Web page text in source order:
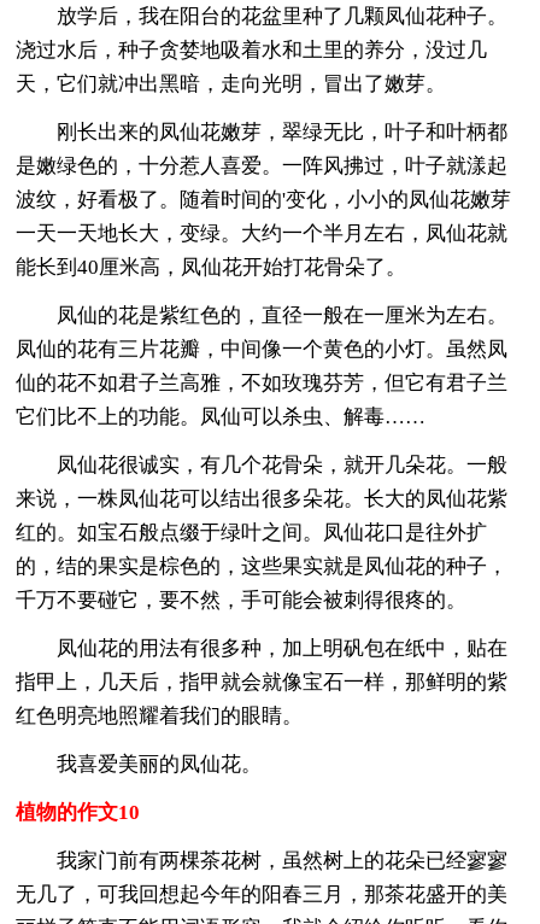
放学后，我在阳台的花盆里种了几颗凤仙花种子。
浇过水后，种子贪婪地吸着水和土里的养分，没过几
天，它们就冲出黑暗，走向光明，冒出了嫩芽。
刚长出来的凤仙花嫩芽，翠绿无比，叶子和叶柄都
是嫩绿色的，十分惹人喜爱。一阵风拂过，叶子就漾起
波纹，好看极了。随着时间的'变化，小小的凤仙花嫩芽
一天一天地长大，变绿。大约一个半月左右，凤仙花就
能长到40厘米高，凤仙花开始打花骨朵了。
凤仙的花是紫红色的，直径一般在一厘米为左右。
凤仙的花有三片花瓣，中间像一个黄色的小灯。虽然凤
仙的花不如君子兰高雅，不如玫瑰芬芳，但它有君子兰
它们比不上的功能。凤仙可以杀虫、解毒……
凤仙花很诚实，有几个花骨朵，就开几朵花。一般
来说，一株凤仙花可以结出很多朵花。长大的凤仙花紫
红的。如宝石般点缀于绿叶之间。凤仙花口是往外扩
的，结的果实是棕色的，这些果实就是凤仙花的种子，
千万不要碰它，要不然，手可能会被刺得很疼的。
凤仙花的用法有很多种，加上明矾包在纸中，贴在
指甲上，几天后，指甲就会就像宝石一样，那鲜明的紫
红色明亮地照耀着我们的眼睛。
我喜爱美丽的凤仙花。
植物的作文10
我家门前有两棵茶花树，虽然树上的花朵已经寥寥
无几了，可我回想起今年的阳春三月，那茶花盛开的美